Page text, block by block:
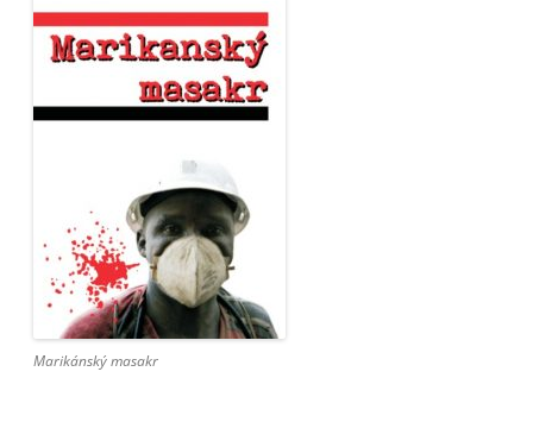
Marikánský masakr